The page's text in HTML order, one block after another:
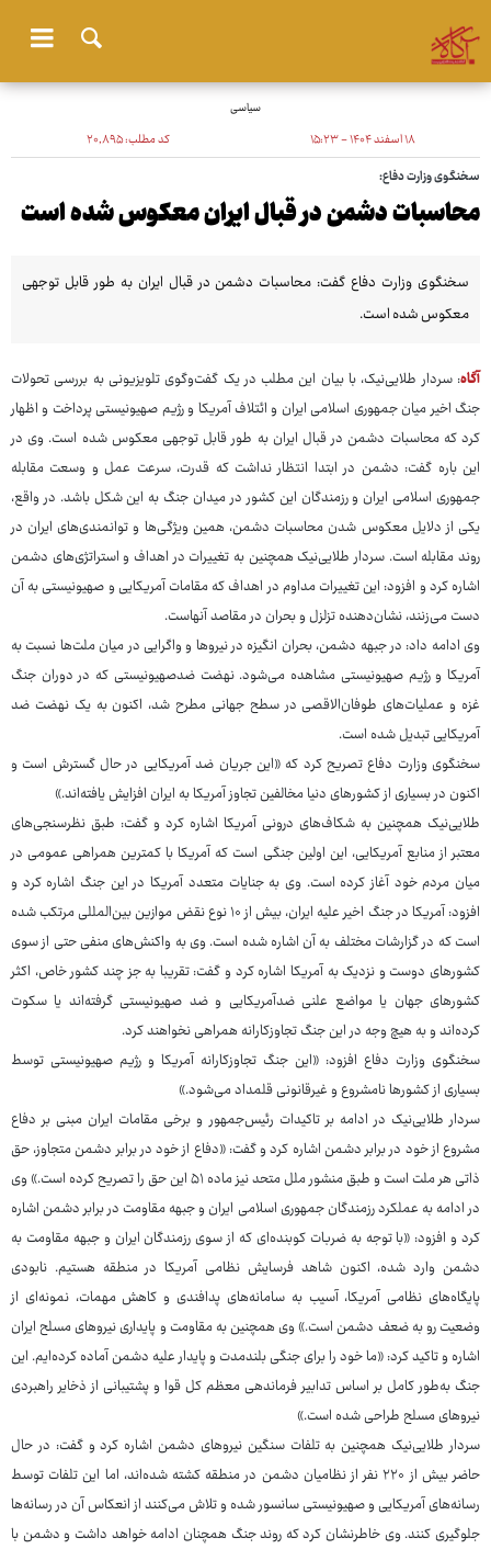
سیاسی
۱۸ اسفند ۱۴۰۴ - ۱۵:۲۳ کد مطلب:۲۰٬۸۹۵
سخنگوی وزارت دفاع:
محاسبات دشمن در قبال ایران معکوس شده است
سخنگوی وزارت دفاع گفت: محاسبات دشمن در قبال ایران به طور قابل توجهی
معکوس شده است.
آگاه: سردار طلایی‌نیک، با بیان این مطلب در یک گفت‌وگوی تلویزیونی به بررسی تحولات
جنگ اخیر میان جمهوری اسلامی ایران و ائتلاف آمریکا و رژیم صهیونیستی پرداخت و اظهار
کرد که محاسبات دشمن در قبال ایران به طور قابل توجهی معکوس شده است. وی در
این باره گفت: دشمن در ابتدا انتظار نداشت که قدرت، سرعت عمل و وسعت مقابله
جمهوری اسلامی ایران و رزمندگان این کشور در میدان جنگ به این شکل باشد. در واقع،
یکی از دلایل معکوس شدن محاسبات دشمن، همین ویژگی‌ها و توانمندی‌های ایران در
روند مقابله است. سردار طلایی‌نیک همچنین به تغییرات در اهداف و استراتژی‌های دشمن
اشاره کرد و افزود: این تغییرات مداوم در اهداف که مقامات آمریکایی و صهیونیستی به آن
دست می‌زنند، نشان‌دهنده تزلزل و بحران در مقاصد آنهاست.
وی ادامه داد: در جبهه دشمن، بحران انگیزه در نیروها و واگرایی در میان ملت‌ها نسبت به
آمریکا و رژیم صهیونیستی مشاهده می‌شود. نهضت ضدصهیونیستی که در دوران جنگ
غزه و عملیات‌های طوفان‌الاقصی در سطح جهانی مطرح شد، اکنون به یک نهضت ضد
آمریکایی تبدیل شده است.
سخنگوی وزارت دفاع تصریح کرد که «این جریان ضد آمریکایی در حال گسترش است و
اکنون در بسیاری از کشورهای دنیا مخالفین تجاوز آمریکا به ایران افزایش یافته‌اند.»
طلایی‌نیک همچنین به شکاف‌های درونی آمریکا اشاره کرد و گفت: طبق نظرسنجی‌های
معتبر از منابع آمریکایی، این اولین جنگی است که آمریکا با کمترین همراهی عمومی در
میان مردم خود آغاز کرده است. وی به جنایات متعدد آمریکا در این جنگ اشاره کرد و
افزود: آمریکا در جنگ اخیر علیه ایران، بیش از ۱۰ نوع نقض موازین بین‌المللی مرتکب شده
است که در گزارشات مختلف به آن اشاره شده است. وی به واکنش‌های منفی حتی از سوی
کشورهای دوست و نزدیک به آمریکا اشاره کرد و گفت: تقریبا به جز چند کشور خاص، اکثر
کشورهای جهان یا مواضع علنی ضدآمریکایی و ضد صهیونیستی گرفته‌اند یا سکوت
کرده‌اند و به هیچ وجه در این جنگ تجاوزکارانه همراهی نخواهند کرد.
سخنگوی وزارت دفاع افزود: «این جنگ تجاوزکارانه آمریکا و رژیم صهیونیستی توسط
بسیاری از کشورها نامشروع و غیرقانونی قلمداد می‌شود.»
سردار طلایی‌نیک در ادامه بر تاکیدات رئیس‌جمهور و برخی مقامات ایران مبنی بر دفاع
مشروع از خود در برابر دشمن اشاره کرد و گفت: «دفاع از خود در برابر دشمن متجاوز، حق
ذاتی هر ملت است و طبق منشور ملل متحد نیز ماده ۵۱ این حق را تصریح کرده است.» وی
در ادامه به عملکرد رزمندگان جمهوری اسلامی ایران و جبهه مقاومت در برابر دشمن اشاره
کرد و افزود: «با توجه به ضربات کوبنده‌ای که از سوی رزمندگان ایران و جبهه مقاومت به
دشمن وارد شده، اکنون شاهد فرسایش نظامی آمریکا در منطقه هستیم. نابودی
پایگاه‌های نظامی آمریکا، آسیب به سامانه‌های پدافندی و کاهش مهمات، نمونه‌ای از
وضعیت رو به ضعف دشمن است.» وی همچنین به مقاومت و پایداری نیروهای مسلح ایران
اشاره و تاکید کرد: «ما خود را برای جنگی بلندمدت و پایدار علیه دشمن آماده کرده‌ایم. این
جنگ به‌طور کامل بر اساس تدابیر فرماندهی معظم کل قوا و پشتیبانی از ذخایر راهبردی
نیروهای مسلح طراحی شده است.»
سردار طلایی‌نیک همچنین به تلفات سنگین نیروهای دشمن اشاره کرد و گفت: در حال
حاضر بیش از ۲۲۰ نفر از نظامیان دشمن در منطقه کشته شده‌اند، اما این تلفات توسط
رسانه‌های آمریکایی و صهیونیستی سانسور شده و تلاش می‌کنند از انعکاس آن در رسانه‌ها
جلوگیری کنند. وی خاطرنشان کرد که روند جنگ همچنان ادامه خواهد داشت و دشمن با